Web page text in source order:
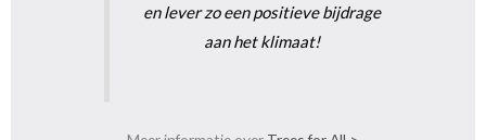
en lever zo een positieve bijdrage
aan het klimaat!